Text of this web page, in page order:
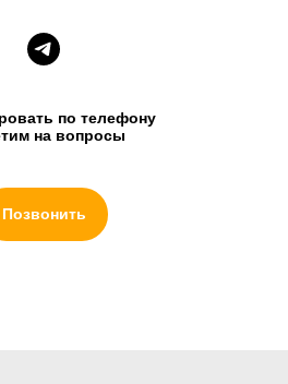
по телефону
на вопросы
Позвонить